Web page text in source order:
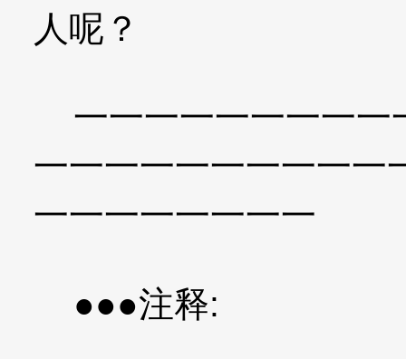
人呢？
一一一一一一一一一
一一一一一一一一一一
一一一一一一一一
●●●注释: